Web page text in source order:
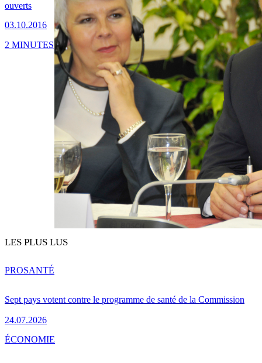
ouverts
03.10.2016
2 MINUTES
LES PLUS LUS
Sept pays votent contre le programme de santé de la Commission
24.07.2026
PROSANTÉ
ÉCONOMIE